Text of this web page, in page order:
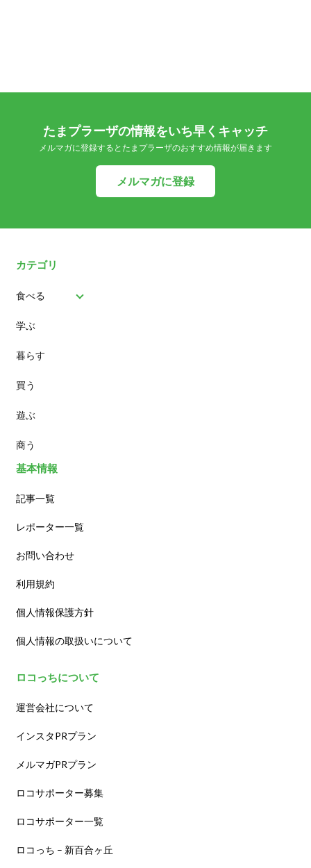
たまプラーザの情報をいち早くキャッチ
メルマガに登録するとたまプラーザのおすすめ情報が届きます
メルマガに登録
カテゴリ
食べる
パン
スイーツ
ランチ
カフェ
学ぶ
暮らす
買う
遊ぶ
商う
基本情報
記事一覧
レポーター一覧
お問い合わせ
利用規約
個人情報保護方針
個人情報の取扱いについて
ロコっちについて
運営会社について
インスタPRプラン
メルマガPRプラン
ロコサポーター募集
ロコサポーター一覧
ロコっち – 新百合ヶ丘